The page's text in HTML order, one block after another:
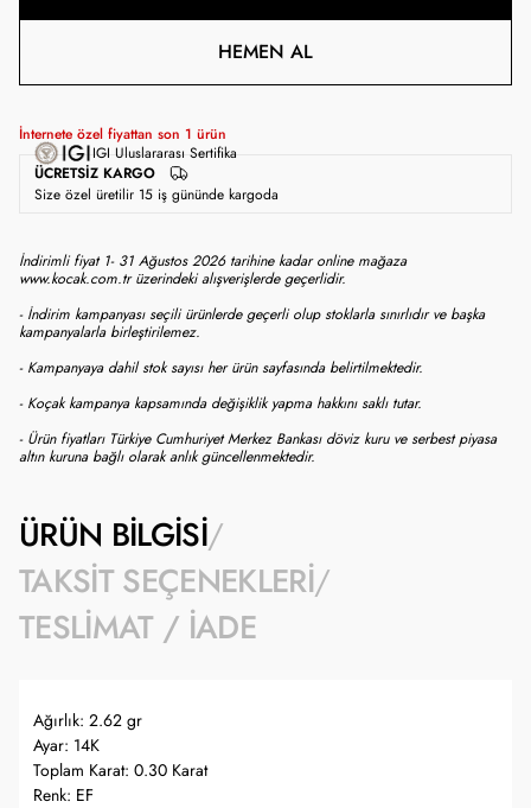
HEMEN AL
İnternete özel fiyattan son 1 ürün
ÜCRETSIZ KARGO
IGI Uluslararası Sertifika
Size özel üretilir 15 iş gününde kargoda
İndirimli fiyat 1- 31 Ağustos 2026 tarihine kadar online mağaza
www.kocak.com.tr üzerindeki alışverişlerde geçerlidir.
- İndirim kampanyası seçili ürünlerde geçerli olup stoklarla sınırlıdır ve başka
kampanyalarla birleştirilemez.
- Kampanyaya dahil stok sayısı her ürün sayfasında belirtilmektedir.
- Koçak kampanya kapsamında değişiklik yapma hakkını saklı tutar.
- Ürün fiyatları Türkiye Cumhuriyet Merkez Bankası döviz kuru ve serbest piyasa
altın kuruna bağlı olarak anlık güncellenmektedir.
ÜRÜN BILGISI
TAKSIT SEÇENEKLERI
TESLIMAT / İADE
Ağırlık: 2.62 gr
Ayar: 14K
Toplam Karat: 0.30 Karat
Renk: EF